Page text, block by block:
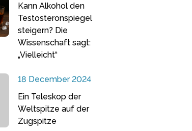
Kann Alkohol den
Testosteronspiegel
steigern? Die
Wissenschaft sagt:
„Vielleicht“
18 December 2024
Ein Teleskop der
Weltspitze auf der
Zugspitze